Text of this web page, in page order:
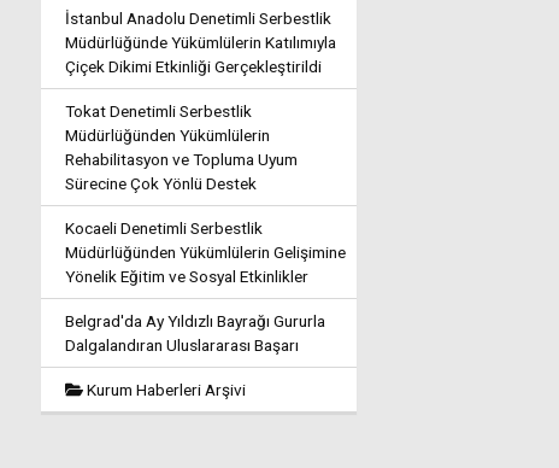
İstanbul Anadolu Denetimli Serbestlik
Müdürlüğünde Yükümlülerin Katılımıyla
Çiçek Dikimi Etkinliği Gerçekleştirildi
Tokat Denetimli Serbestlik
Müdürlüğünden Yükümlülerin
Rehabilitasyon ve Topluma Uyum
Sürecine Çok Yönlü Destek
Kocaeli Denetimli Serbestlik
Müdürlüğünden Yükümlülerin Gelişimine
Yönelik Eğitim ve Sosyal Etkinlikler
Belgrad'da Ay Yıldızlı Bayrağı Gururla
Dalgalandıran Uluslararası Başarı
Kurum Haberleri Arşivi